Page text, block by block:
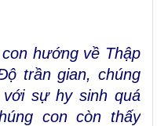
hướng về Thập
trần gian, chúng
sự hy sinh quá
con còn thấy